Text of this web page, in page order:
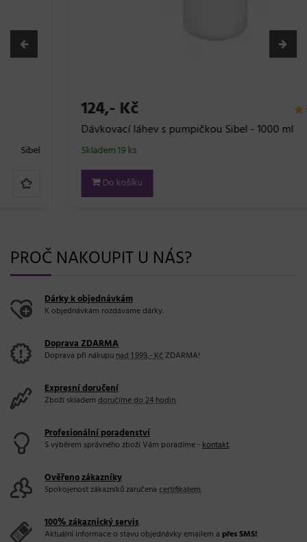
Dávkovací láhev s pumpičkou Sibel - 1000 ml
Skladem 19 ks
PROČ NAKOUPIT U NÁS?
Dárky k objednávkám
K objednávkám rozdáváme dárky.
Doprava ZDARMA
Doprava při nákupunad 1.999,- KčZDARMA!
Expresní doručení
Zboží skladem doručíme do 24 hodin.
Profesionální poradenství
S výběrem správného zboží Vám poradíme -kontakt.
Ověřeno zákazníky
Spokojenost zákazníků zaručena certifikátem.
100% zákaznický servis
Aktuální informace o stavu objednávky emailem a přes SMS!